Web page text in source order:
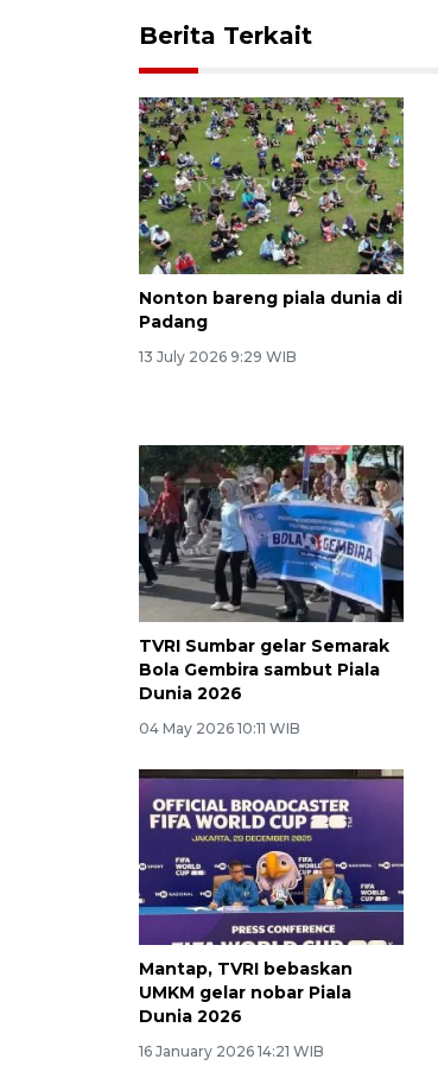
Berita Terkait
Nonton bareng piala dunia di
Padang
13 July 2026 9:29 WIB
TVRI Sumbar gelar Semarak
Bola Gembira sambut Piala
Dunia 2026
04 May 2026 10:11 WIB
Mantap, TVRI bebaskan
UMKM gelar nobar Piala
Dunia 2026
16 January 2026 14:21 WIB